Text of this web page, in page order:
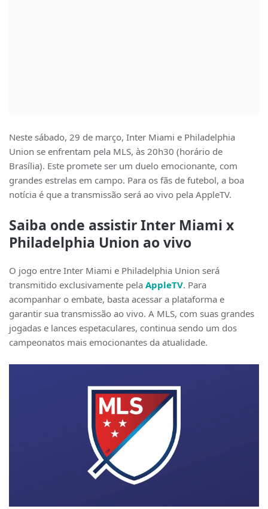
Neste sábado, 29 de março, Inter Miami e Philadelphia
Union se enfrentam pela MLS, às 20h30 (horário de
Brasília). Este promete ser um duelo emocionante, com
grandes estrelas em campo. Para os fãs de futebol, a boa
notícia é que a transmissão será ao vivo pela AppleTV.
Saiba onde assistir Inter Miami x
Philadelphia Union ao vivo
O jogo entre Inter Miami e Philadelphia Union será
transmitido exclusivamente pela AppleTV. Para
acompanhar o embate, basta acessar a plataforma e
garantir sua transmissão ao vivo. A MLS, com suas grandes
jogadas e lances espetaculares, continua sendo um dos
campeonatos mais emocionantes da atualidade.